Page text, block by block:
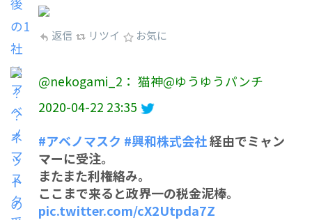
返信 リツイ お気に
@nekogami_2： 猫神@ゆうゆうパンチ
2020-04-22 23:35
#アベノマスク #興和株式会社経由でミャン
マーに受注。
またまた利権絡み。
ここまで来ると政界一の税金泥棒。
pic.twitter.com/cX2Utpda7Z